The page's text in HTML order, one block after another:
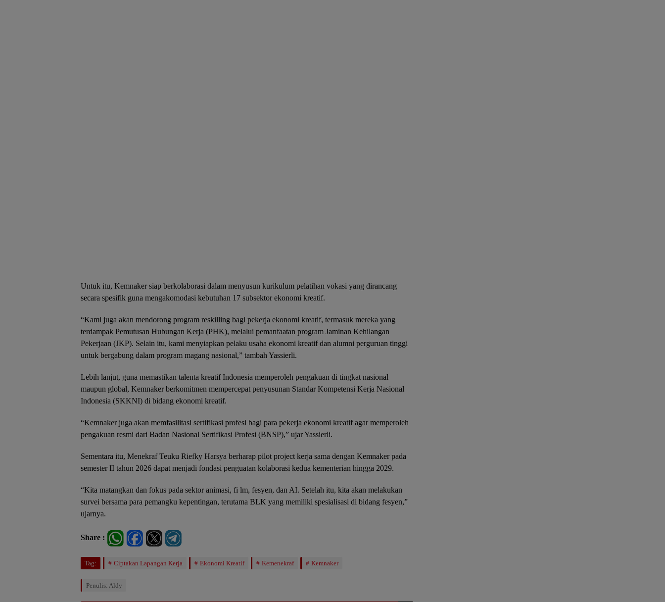
Untuk itu, Kemnaker siap berkolaborasi dalam menyusun kurikulum pelatihan vokasi yang dirancang
secara spesifik guna mengakomodasi kebutuhan 17 subsektor ekonomi kreatif.
“Kami juga akan mendorong program reskilling bagi pekerja ekonomi kreatif, termasuk mereka yang
terdampak Pemutusan Hubungan Kerja (PHK), melalui pemanfaatan program Jaminan Kehilangan
Pekerjaan (JKP). Selain itu, kami menyiapkan pelaku usaha ekonomi kreatif dan alumni perguruan tinggi
untuk bergabung dalam program magang nasional,” tambah Yassierli.
Lebih lanjut, guna memastikan talenta kreatif Indonesia memperoleh pengakuan di tingkat nasional
maupun global, Kemnaker berkomitmen mempercepat penyusunan Standar Kompetensi Kerja Nasional
Indonesia (SKKNI) di bidang ekonomi kreatif.
“Kemnaker juga akan memfasilitasi sertifikasi profesi bagi para pekerja ekonomi kreatif agar memperoleh
pengakuan resmi dari Badan Nasional Sertifikasi Profesi (BNSP),” ujar Yassierli.
Sementara itu, Menekraf Teuku Riefky Harsya berharap pilot project kerja sama dengan Kemnaker pada
semester II tahun 2026 dapat menjadi fondasi penguatan kolaborasi kedua kementerian hingga 2029.
“Kita matangkan dan fokus pada sektor animasi, fi lm, fesyen, dan AI. Setelah itu, kita akan melakukan
survei bersama para pemangku kepentingan, terutama BLK yang memiliki spesialisasi di bidang fesyen,”
ujarnya.
Share :
Tag: Ciptakan Lapangan Kerja Ekonomi Kreatif Kemenekraf Kemnaker
Penulis: Aldy